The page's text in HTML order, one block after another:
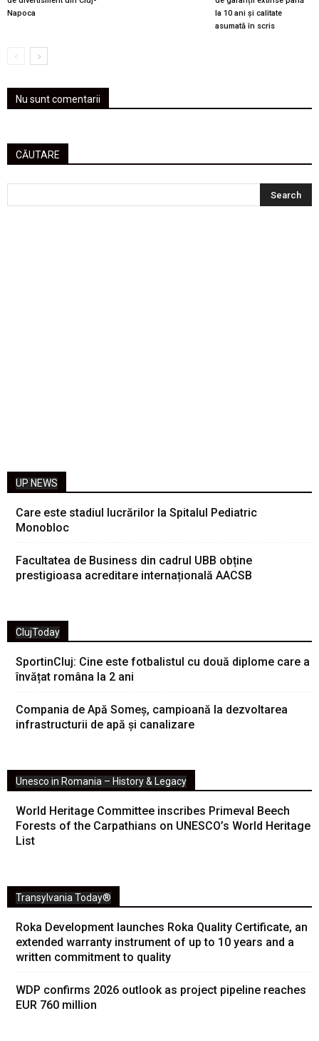
Napoca
la 10 ani și calitate
asumată în scris
Nu sunt comentarii
CĂUTARE
UP NEWS
Care este stadiul lucrărilor la Spitalul Pediatric
Monobloc
Facultatea de Business din cadrul UBB obține
prestigioasa acreditare internațională AACSB
ClujToday
SportinCluj: Cine este fotbalistul cu două diplome care a
învățat româna la 2 ani
Compania de Apă Someș, campioană la dezvoltarea
infrastructurii de apă și canalizare
Unesco in Romania – History & Legacy
World Heritage Committee inscribes Primeval Beech
Forests of the Carpathians on UNESCO’s World Heritage
List
Transylvania Today®
Roka Development launches Roka Quality Certificate, an
extended warranty instrument of up to 10 years and a
written commitment to quality
WDP confirms 2026 outlook as project pipeline reaches
EUR 760 million